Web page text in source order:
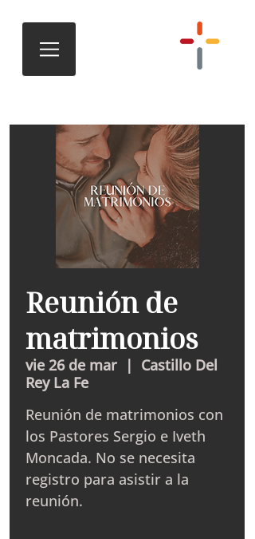
Reunión de
matrimonios
vie 26 de mar
  |
Castillo Del
Rey La Fe
Reunión de matrimonios con
los Pastores Sergio e Iveth
Moncada. No se necesita
registro para asistir a la
reunión.